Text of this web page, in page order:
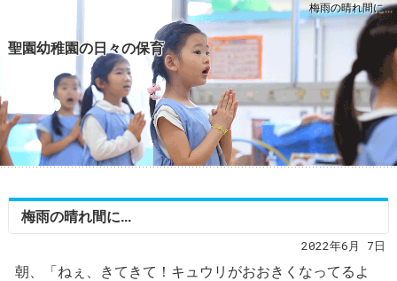
梅雨の晴れ間に...
聖園幼稚園の日々の保育
梅雨の晴れ間に...
2022年6月 7日
朝、「ねぇ、きてきて！キュウリがおおきくなってるよ